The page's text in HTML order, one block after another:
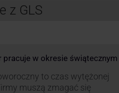
z GLS
pracuje w okresie świątecznym
to czas wytężonej
muszą zmagać się